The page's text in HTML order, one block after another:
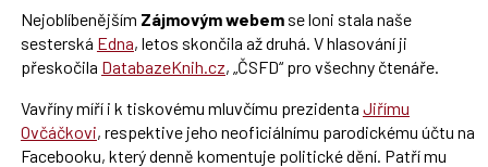
Nejoblíbenějším Zájmovým webemse loni stala naše
sesterská Edna, letos skončila až druhá. V hlasování ji
přeskočila DatabazeKnih.cz, „ČSFD“ pro všechny čtenáře.
Vavříny míří i k tiskovému mluvčímu prezidenta Jiřímu
Ovčáčkovi, respektive jeho neoficiálnímu parodickému účtu na
Facebooku, který denně komentuje politické dění. Patří mu